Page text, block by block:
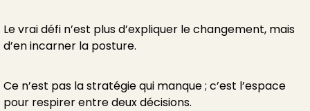
Le vrai défi n’est plus d’expliquer le changement, mais
d’en incarner la posture.
Ce n’est pas la stratégie qui manque ; c’est l’espace
pour respirer entre deux décisions.